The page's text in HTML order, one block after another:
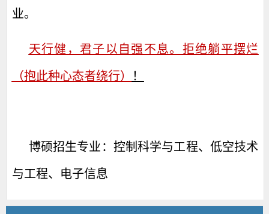
业。
天行健，君子以自强不息。 拒绝躺平摆烂
（抱此种心态者绕行） ！
博硕招生专业：控制科学与工程、低空技术
与工程、电子信息